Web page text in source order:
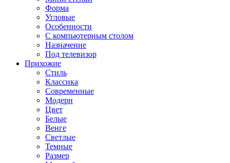
Форма
Угловые
Особенности
С компьютерным столом
Назначение
Под телевизор
Прихожие
Стиль
Классика
Современные
Модерн
Цвет
Белые
Венге
Светлые
Темные
Размер